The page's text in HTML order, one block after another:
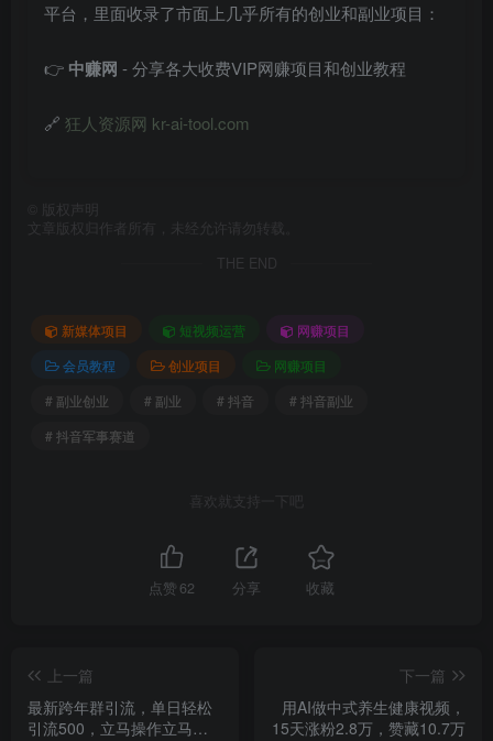
平台，里面收录了市面上几乎所有的创业和副业项目：
👉 中赚网 - 分享各大收费VIP网赚项目和创业教程
🔗 狂人资源网 kr-ai-tool.com
版权声明
文章版权归作者所有，未经允许请勿转载。
THE END
新媒体项目 短视频运营
网赚项目
会员教程
创业项目
网赚项目
# 副业创业
# 副业 # 抖音
# 抖音副业
# 抖音军事赛道
喜欢就支持一下吧
点赞 62 分享 收藏
上一篇
最新跨年群引流，单日轻松
引流500，立马操作立马见
下一篇
用AI做中式养生健康视频，
15天涨粉2.8万，赞藏10.7万